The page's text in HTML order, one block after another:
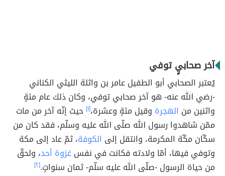
آخر صحابيٍ توفي
يُعتبر الصحابي أبو الطفيل عامر بن واثلة الليثي الكناني
-رضي الله عنه- هو آخر صحابي توفي، وكان ذلك عام مئةٍ
واثنين من الهجرة وقيل مئةٍ وعشرة،[١] حيث إنّه آخر من مات
ممّن شاهدوا رسول الله صلّى الله عليه وسلّم، فقد كان من
سكّان مكّة المكرمة، وانتقل إلى الكوفة، ثمّ عاد إلى مكة
وتوفي فيها، أمّا ولادته فكانت في نفسغزوة أحد، ولحقّ
من حياة الرسول -صلّى الله عليه سلّم- ثمان سنواتٍ.[٢]